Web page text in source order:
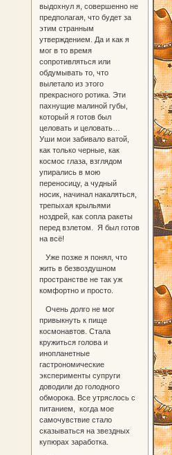
выдохнул я, совершенно не
предполагая, что будет за
этим странным
утверждением. Да и как я
мог в то время
сопротивляться или
обдумывать то, что
вылетало из этого
прекрасного ротика. Эти
пахнущие малиной губы,
который я готов был
целовать и целовать…
Уши мои забивало ватой,
как только черные, как
космос глаза, взглядом
упирались в мою
переносицу, а чудный
носик, начинал накаляться,
трепыхая крыльями
ноздрей, как сопла ракеты
перед взлетом. Я был готов
на всё!
Уже позже я понял, что
жить в безвоздушном
пространстве не так уж
комфортно и просто.
Очень долго не мог
привыкнуть к пище
космонавтов. Стала
кружиться голова и
инопланетные
гастрономические
эксперименты супруги
доводили до голодного
обморока. Все утряслось с
питанием, когда мое
самочувствие стало
сказываться на звездных
купюрах заработка.